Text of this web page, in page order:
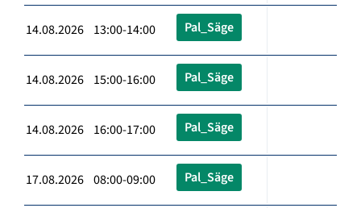
14.08.2026 13:00-14:00 Pal_Säge
14.08.2026 15:00-16:00 Pal_Säge
14.08.2026 16:00-17:00 Pal_Säge
17.08.2026 08:00-09:00 Pal_Säge